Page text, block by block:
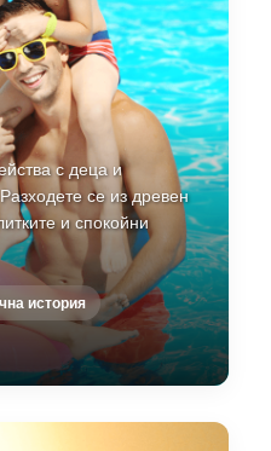
с деца и
се из древен
и спокойни
история